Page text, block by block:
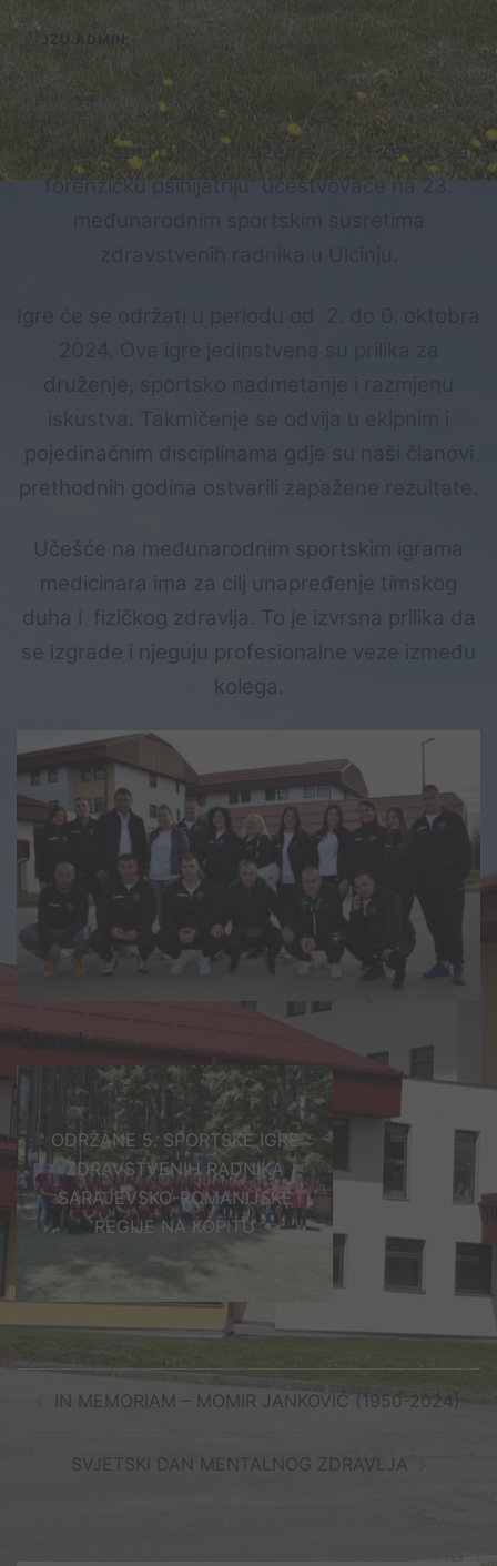
JZU ADMIN
BROJ PREGLEDA : 901
Članovi sportskog udruženja „ JZU Zavod za
forenzičku psihijatriju“ učestvovaće na 23.
iskustva. Takmičenje se odvija u ekipnim i
pojedinačnim disciplinama gdje su naši članovi
prethodnih godina ostvarili zapažene rezultate.
Učešće na međunarodnim sportskim igrama
medicinara ima za cilj unapređenje timskog
duha i fizičkog zdravlja. To je izvrsna prilika da
se izgrade i njeguju profesionalne veze između
kolega.
Članci
ODRŽANE 5. SPORTSKE IGRE
ZDRAVSTVENIH RADNIKA
SARAJEVSKO-ROMANIJSKE
REGIJE NA KOPITU
navigation
IN MEMORIAM – MOMIR JANKOVIĆ (1950-2024)
SVJETSKI DAN MENTALNOG ZDRAVLJA